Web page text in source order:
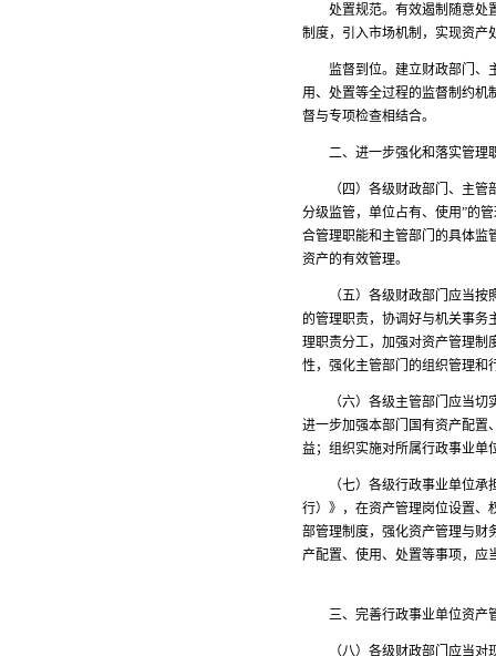
处置规范。有效遏制随意处置
制度，引入市场机制，实现资
监督到位。建立财政部门、主
用、处置等全过程的监督制约机
督与专项检查相结合。
二、进一步强化和落实管理
（四）各级财政部门、主管部
分级监管，单位占有、使用”的
合管理职能和主管部门的具体监
资产的有效管理。
（五）各级财政部门应当按照
的管理职责，协调好与机关事务
理职责分工，加强对资产管理制
性，强化主管部门的组织管理
（六）各级主管部门应当切实
进一步加强本部门国有资产配置
益；组织实施对所属行政事业
（七）各级行政事业单位承担
行）》，在资产管理岗位设置、
部管理制度，强化资产管理与财
产配置、使用、处置等事项，
三、完善行政事业单位资产
（八）各级财政部门应当对现